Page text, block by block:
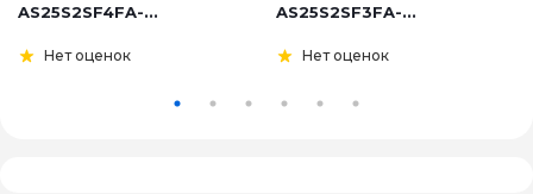
AS25S2SF4FA-...
Нет оценок
AS25S2SF3FA-...
Нет оценок